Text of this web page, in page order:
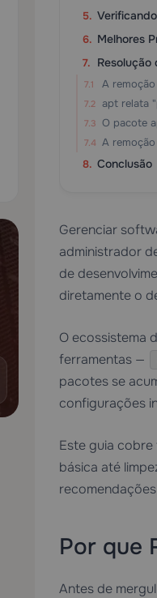
Melhores
Resolução
A
apt relata
O pacote
A
Conclusão
Gerenciar
administrador
de
diretamente o
O ecossistema
ferramentas —
pacotes se
configurações
Este guia
básica até
Por que
Antes de